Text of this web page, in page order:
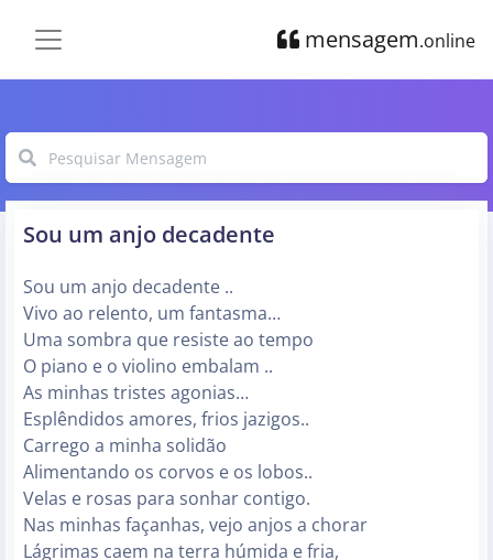
mensagem.online
Sou um anjo decadente
Sou um anjo decadente ..
Vivo ao relento, um fantasma…
Uma sombra que resiste ao tempo
O piano e o violino embalam ..
As minhas tristes agonias…
Esplêndidos amores, frios jazigos..
Carrego a minha solidão
Alimentando os corvos e os lobos..
Velas e rosas para sonhar contigo.
Nas minhas façanhas, vejo anjos a chorar
Lágrimas caem na terra húmida e fria,